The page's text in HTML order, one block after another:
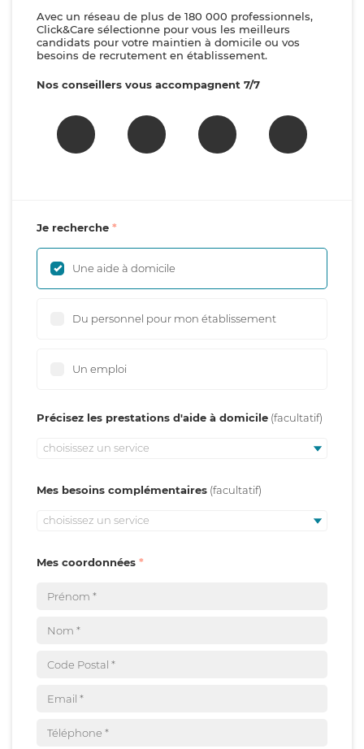
Avec un réseau de plus de 180 000 professionnels,
Click&Care sélectionne pour vous les meilleurs
candidats pour votre maintien à domicile ou vos
besoins de recrutement en établissement.
Nos conseillers vous accompagnent 7/7
Je recherche
Une aide à domicile
Du personnel pour mon établissement
Un emploi
Précisez les prestations d'aide à domicile
choisissez un service
Mes besoins complémentaires
choisissez un service
Mes coordonnées